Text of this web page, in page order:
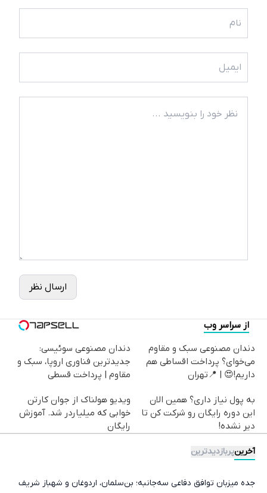
ارسال نظر
از سراسر وب
دندان مصنوعی سبک و مقاوم
می‌خوای؟ پرداخت اقساطی هم
داریم!😍 | 📍تهران
دندان مصنوعی سوئیسی:
جدیدترین فناوری اروپا، سبک و
مقاوم | پرداخت قسطی
به پول نیاز داری؟ همین الان
این دوره رایگان رو شرکت کن تا
دیر نشده!
ویدیو هولناک از جوان کارتن
خوابی که میلیاردر شد. آموزش
رایگان
آخرینپربازدیدترین
جده میزبان توافق دفاعی سه‌جانبه؛ بن‌سلمان، اردوغان و شهباز شریف